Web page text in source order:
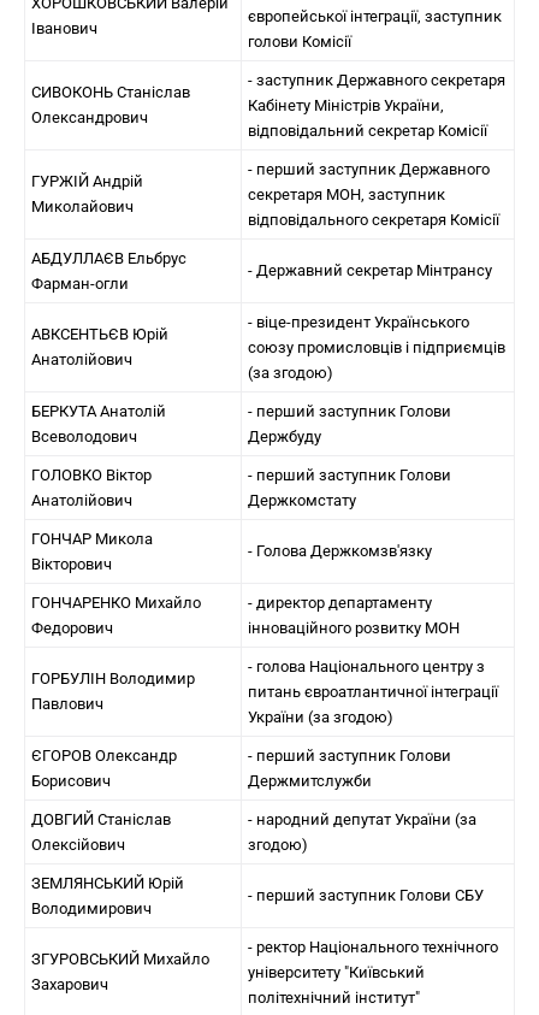
Іванович
європейської інтеграції, заступник
голови Комісії
СИВОКОНЬ Станіслав
Олександрович
- заступник Державного секретаря
Кабінету Міністрів України,
відповідальний секретар Комісії
ГУРЖІЙ Андрій
Миколайович
- перший заступник Державного
секретаря МОН, заступник
відповідального секретаря Комісії
АБДУЛЛАЄВ Ельбрус
Фарман-огли
- Державний секретар Мінтрансу
АВКСЕНТЬЄВ Юрій
Анатолійович
- віце-президент Українського
союзу промисловців і підприємців
(за згодою)
БЕРКУТА Анатолій
Всеволодович
- перший заступник Голови
Держбуду
ГОЛОВКО Віктор
Анатолійович
- перший заступник Голови
Держкомстату
ГОНЧАР Микола
Вікторович
- Голова Держкомзв'язку
ГОНЧАРЕНКО Михайло
Федорович
- директор департаменту
інноваційного розвитку МОН
ГОРБУЛІН Володимир
Павлович
- голова Національного центру з
питань євроатлантичної інтеграції
України (за згодою)
ЄГОРОВ Олександр
Борисович
- перший заступник Голови
Держмитслужби
ДОВГИЙ Станіслав
Олексійович
- народний депутат України (за
згодою)
ЗЕМЛЯНСЬКИЙ Юрій
Володимирович
- перший заступник Голови СБУ
ЗГУРОВСЬКИЙ Михайло
Захарович
- ректор Національного технічного
університету "Київський
політехнічний інститут"